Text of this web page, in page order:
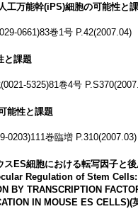
工万能幹(iPS)細胞の可能性と
0661)83巻1号 P.42(2007.04)
と課題
5325)81巻4号
能性と課題
0203)111巻臨増 P.310(2007.03)
ES細胞における転写因子と後
Regulation of Stem Cells:
BY TRANSCRIPTION
IN MOUSE ES CELLS)(